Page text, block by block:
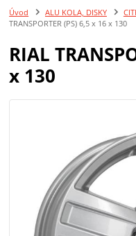
Úvod ALU KOLA, DISKY
TRANSPORTER (PS) 6,5 x 16 x 130
RIAL
x 130